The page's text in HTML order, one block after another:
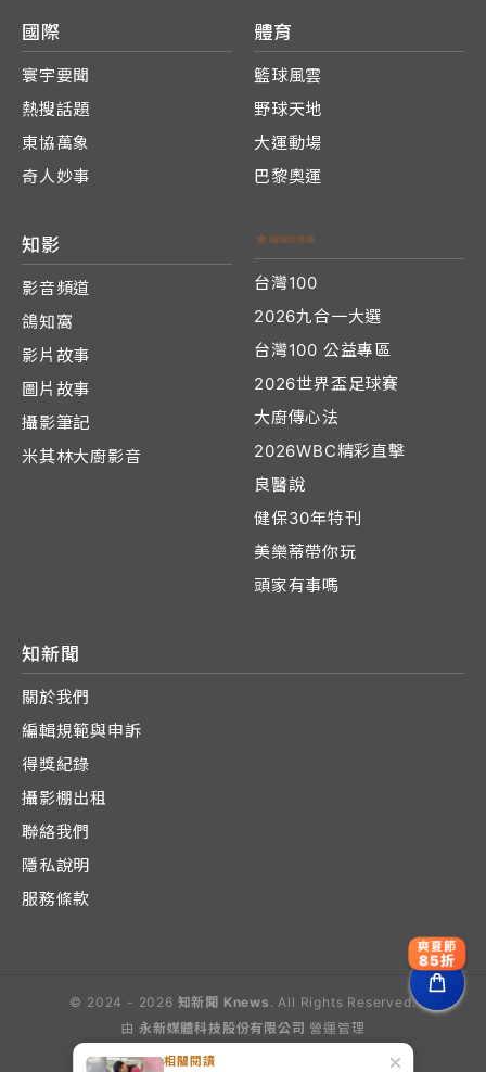
×
相關閱讀
國際
寰宇要聞
熱搜話題
東協萬象
奇人妙事
體育
籃球風雲
野球天地
大運動場
巴黎奧運
知影
影音頻道
鴿知窩
影片故事
圖片故事
攝影筆記
米其林大廚影音
台灣100
2026九合一大選
台灣100 公益專區
2026世界盃足球賽
大廚傳心法
2026WBC精彩直擊
良醫說
健保30年特刊
美樂蒂帶你玩
頭家有事嗎
知新聞
關於我們
編輯規範與申訴
得獎紀錄
攝影棚出租
聯絡我們
隱私說明
服務條款
© 2024 - 2026 知新聞 Knews . All Rights Reserved.
由 永新媒體科技股份有限公司 營運管理
爽夏節
85折